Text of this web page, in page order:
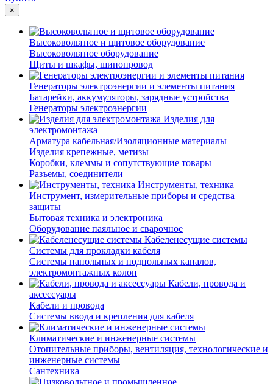
×
Высоковольтное и щитовое оборудование
Высоковольтное оборудование
Щиты и шкафы, шинопровод
Генераторы электроэнергии и элементы питания
Батарейки, аккумуляторы, зарядные устройства
Генераторы электроэнергии
Изделия для
электромонтажа
Арматура кабельная/Изоляционные материалы
Изделия крепежные, метизы
Коробки, клеммы и сопутствующие товары
Разъемы, соединители
Инструменты, техника
Инструмент, измерительные приборы и средства
защиты
Бытовая техника и электроника
Оборудование паяльное и сварочное
Кабеленесущие системы
Системы для прокладки кабеля
Системы напольных и подпольных каналов,
электромонтажных колон
Кабели, провода и
аксессуары
Кабели и провода
Системы ввода и крепления для кабеля
Климатические и инженерные системы
Отопительные приборы, вентиляция, технологические и
инженерные системы
Сантехника